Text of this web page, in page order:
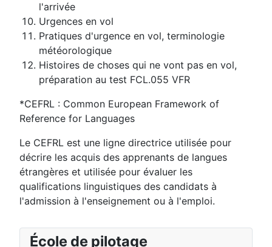
École de pilotage
l'arrivée
Urgences en vol
Pratiques d'urgence en vol, terminologie
météorologique
Histoires de choses qui ne vont pas en vol,
préparation au test FCL.055 VFR
*CEFRL : Common European Framework of
Reference for Languages
Le CEFRL est une ligne directrice utilisée pour
décrire les acquis des apprenants de langues
étrangères et utilisée pour évaluer les
qualifications linguistiques des candidats à
l'admission à l'enseignement ou à l'emploi.